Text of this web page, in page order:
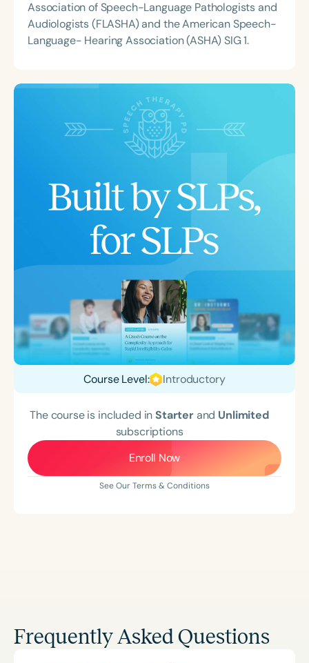
Association of Speech-Language Pathologists and
Audiologists (FLASHA) and the American Speech-
Language- Hearing Association (ASHA) SIG 1.
Course Level: Introductory
The course is included inStarterand Unlimited
subscriptions
Enroll Now
See Our Terms & Conditions
Frequently Asked Questions